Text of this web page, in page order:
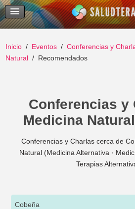
Temas Recientes
Buscar
Inicio Eventos Conferencias y
Natural
Recomendados
Conferencias y
Medicina
Conferencias y Charlas cerca de
Natural (Medicina Alternativa ·
Terapias
Cobeña